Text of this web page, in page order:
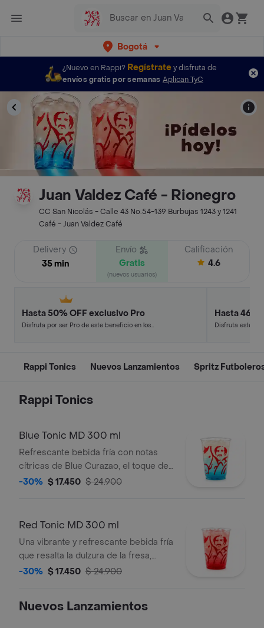
Bogotá
¿Nuevo en Rappi? Regístratey disfruta de
envíos gratis por semanas Aplican TyC
Juan Valdez Café - Rionegro
CC San Nicolás - Calle 43 No.54-139 Burbujas 1243 y 1241
Café - Juan Valdez Café
Delivery
35 min
Envío
Gratis
(nuevos usuarios)
Calificación
4.6
Hasta 50% OFF exclusivo Pro
Disfruta por ser Pro de este beneficio en los
Hasta 46%
Disfruta este
Rappi Tonics Nuevos Lanzamientos Spritz
Rappi Tonics
Blue Tonic MD 300 ml
Refrescante bebida fría con notas
cítricas de Blue Curazao, el toque del
limón, la frescura herbal de mojito y la
-30% $ 17.450 $ 24.900
Red Tonic MD 300 ml
Una vibrante y refrescante bebida fría
que resalta la dulzura de la fresa,
equilibrada con el toque cítrico de
-30% $ 17.450 $ 24.900
Nuevos Lanzamientos